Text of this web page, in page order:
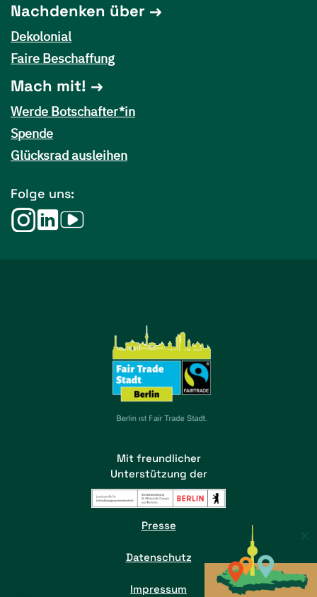
Nachdenken über
Dekolonial
Faire Beschaffung
Mach mit!
Werde Botschafter*in
Spende
Glücksrad ausleihen
Folge uns:
Mit freundlicher
Unterstützung der
Presse
Datenschutz
Impressum